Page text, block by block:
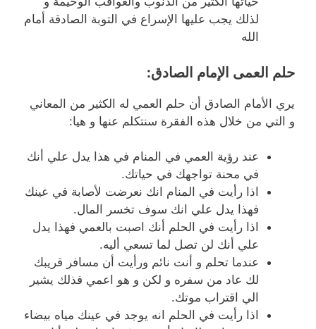
لذلك يجب عليها الإسراع في التوبة الصادقة أمام
الله
حلم العمى الإمام الصادق:
يري الأمام الصادق أن حلم العمي له الكثير من المعاني
و التي من خلال هذه الفقرة سنتكلم عنها و هيا:
عند رؤية العمي في المنام في هذا يدل علي أنك
في محنة تواجهك في حياتك.
اذا رأيت في المنام انك نعرضت لأصابة في عينك
فهذا يدل علي انك سوف تخسر المال.
اذا رأيت في الحلم أنك اصبت بالعمي فهذا يدل
علي أنك لن تصل لما تسعي أليه.
عندما تحلم و أنت نائم ورأيت أن مسافر قريبك
لك عاد من سفره و لكن و هو اعمي فذلك يشير
الي اقتراب موتك.
اذا رأيت في الحلم انه يوجد في عينك مياه بيضاء